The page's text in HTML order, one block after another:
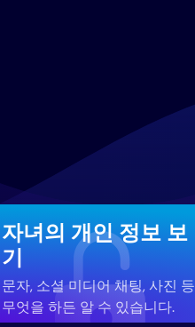
자녀의 개인 정보 보
기
문자, 소셜 미디어 채팅, 사진 등
무엇을 하든 알 수 있습니다.